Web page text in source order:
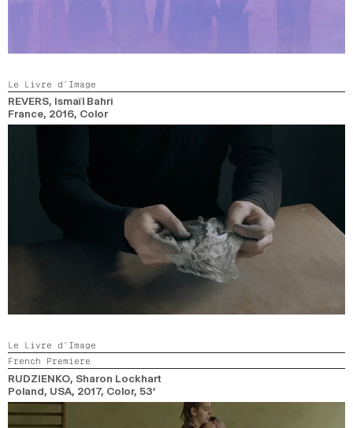
Le Livre d’Image
REVERS, Ismaïl Bahri
France, 2016, Color
Le Livre d’Image
French Premiere
RUDZIENKO, Sharon Lockhart
Poland, USA, 2017, Color, 53’